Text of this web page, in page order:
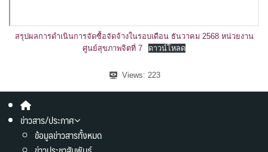
สรุปผลการดำเนินการจัดซื้อจัดจ้างในรอบเดือน ธันวาคม 2568 หน่วยงาน
ศูนย์สุขภาพจิตที่ 7
ดาวน์โหลด
Views: 223
ข่าวสาร/ประกาศ
ข้อมูลข่าวสารทั้งหมด